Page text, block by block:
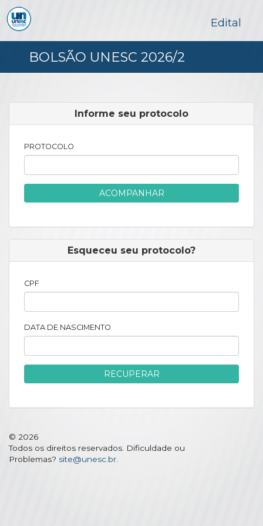
Edital
BOLSÃO UNESC 2026/2
Informe seu protocolo
PROTOCOLO
ACOMPANHAR
Esqueceu seu protocolo?
CPF
DATA DE NASCIMENTO
RECUPERAR
© 2026
Todos os direitos reservados. Dificuldade ou
Problemas? site@unesc.br